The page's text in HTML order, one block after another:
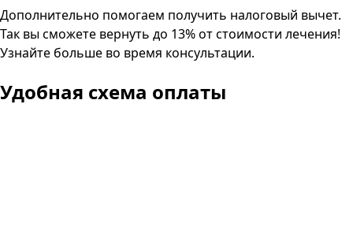
Дополнительно помогаем получить налоговый вычет.
Так вы сможете вернуть до 13% от стоимости лечения!
Узнайте больше во время консультации.
Удобная схема оплаты